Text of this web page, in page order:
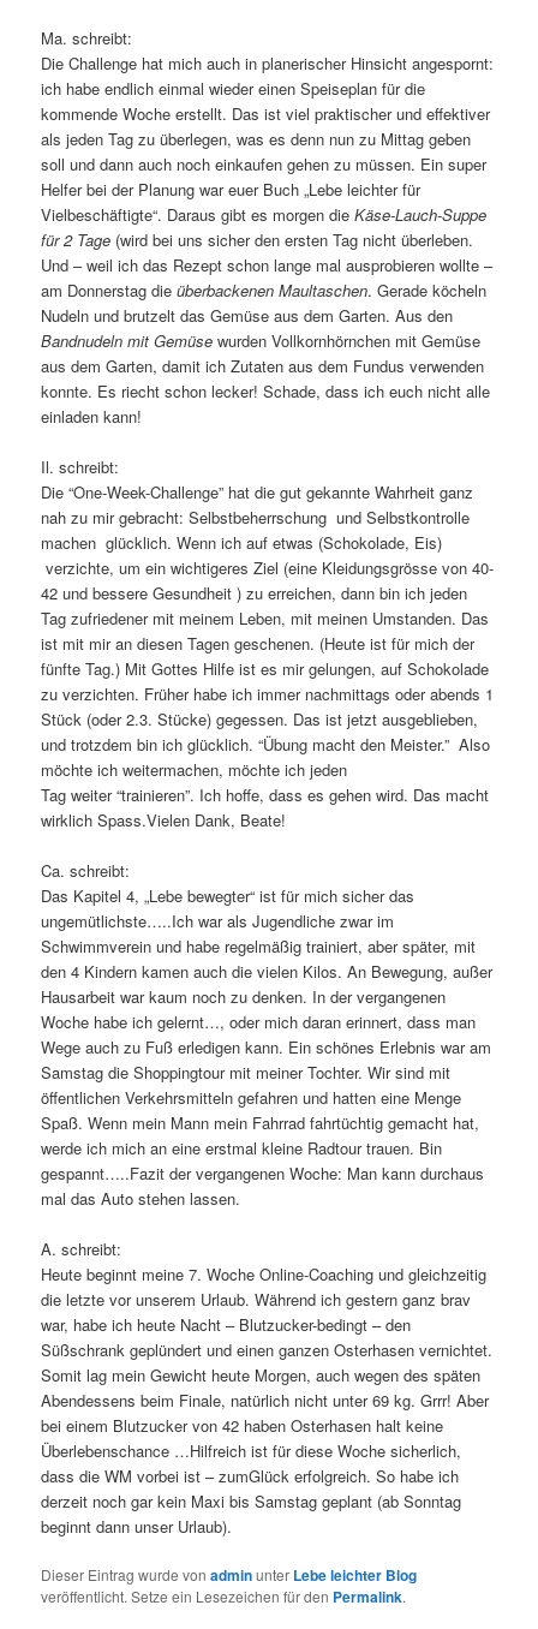
Ma. schreibt:
Die Challenge hat mich auch in planerischer Hinsicht angespornt:
ich habe endlich einmal wieder einen Speiseplan für die
kommende Woche erstellt. Das ist viel praktischer und effektiver
als jeden Tag zu überlegen, was es denn nun zu Mittag geben
soll und dann auch noch einkaufen gehen zu müssen. Ein super
Helfer bei der Planung war euer Buch „Lebe leichter für
Vielbeschäftigte“. Daraus gibt es morgen dieKäse-Lauch-Suppe
für 2 Tage (wird bei uns sicher den ersten Tag nicht überleben.
Und – weil ich das Rezept schon lange mal ausprobieren wollte –
am Donnerstag dieüberbackenen Maultaschen. Gerade köcheln
Nudeln und brutzelt das Gemüse aus dem Garten. Aus den
Bandnudeln mit Gemüse wurden Vollkornhörnchen mit Gemüse
aus dem Garten, damit ich Zutaten aus dem Fundus verwenden
konnte. Es riecht schon lecker! Schade, dass ich euch nicht alle
einladen kann!
Il. schreibt:
Die “One-Week-Challenge” hat die gut gekannte Wahrheit ganz
nah zu mir gebracht: Selbstbeherrschung und Selbstkontrolle
machen glücklich. Wenn ich auf etwas (Schokolade, Eis)
verzichte, um ein wichtigeres Ziel (eine Kleidungsgrösse von 40-
42 und bessere Gesundheit ) zu erreichen, dann bin ich jeden
Tag zufriedener mit meinem Leben, mit meinen Umstanden. Das
ist mit mir an diesen Tagen geschenen. (Heute ist für mich der
fünfte Tag.) Mit Gottes Hilfe ist es mir gelungen, auf Schokolade
zu verzichten. Früher habe ich immer nachmittags oder abends 1
Stück (oder 2.3. Stücke) gegessen. Das ist jetzt ausgeblieben,
und trotzdem bin ich glücklich. “Übung macht den Meister.” Also
möchte ich weitermachen, möchte ich jeden
Tag weiter “trainieren”. Ich hoffe, dass es gehen wird. Das macht
wirklich Spass.Vielen Dank, Beate!
Ca. schreibt:
Das Kapitel 4, „Lebe bewegter“ ist für mich sicher das
ungemütlichste…..Ich war als Jugendliche zwar im
Schwimmverein und habe regelmäßig trainiert, aber später, mit
den 4 Kindern kamen auch die vielen Kilos. An Bewegung, außer
Hausarbeit war kaum noch zu denken. In der vergangenen
Woche habe ich gelernt…, oder mich daran erinnert, dass man
Wege auch zu Fuß erledigen kann. Ein schönes Erlebnis war am
Samstag die Shoppingtour mit meiner Tochter. Wir sind mit
öffentlichen Verkehrsmitteln gefahren und hatten eine Menge
Spaß. Wenn mein Mann mein Fahrrad fahrtüchtig gemacht hat,
werde ich mich an eine erstmal kleine Radtour trauen. Bin
gespannt…..Fazit der vergangenen Woche: Man kann durchaus
mal das Auto stehen lassen.
A. schreibt:
Heute beginnt meine 7. Woche Online-Coaching und gleichzeitig
die letzte vor unserem Urlaub. Während ich gestern ganz brav
war, habe ich heute Nacht – Blutzucker-bedingt – den
Süßschrank geplündert und einen ganzen Osterhasen vernichtet.
Somit lag mein Gewicht heute Morgen, auch wegen des späten
Abendessens beim Finale, natürlich nicht unter 69 kg. Grrr! Aber
bei einem Blutzucker von 42 haben Osterhasen halt keine
Überlebenschance …Hilfreich ist für diese Woche sicherlich,
dass die WM vorbei ist – zumGlück erfolgreich. So habe ich
derzeit noch gar kein Maxi bis Samstag geplant (ab Sonntag
beginnt dann unser Urlaub).
Dieser Eintrag wurde vonadminunter Lebe leichter Blog
veröffentlicht. Setze ein Lesezeichen für den Permalink.